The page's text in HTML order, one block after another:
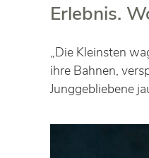
Erlebnis.
„Die Kleinsten
ihre Bahnen,
Junggebliebene